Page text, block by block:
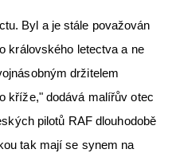
Byl a je stále považován
královského letectva a ne
držitelem
kříže," dodává malířův otec
pilotů RAF dlouhodobě
tak mají se synem na